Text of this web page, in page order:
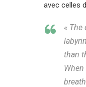
avec celles
«
than